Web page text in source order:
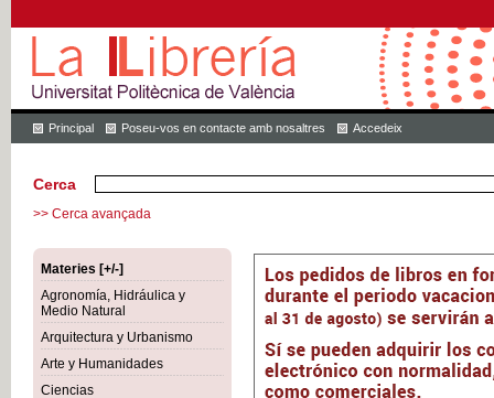
Principal Poseu-vos en contacte amb nosaltres Accedeix
Cerca
>> Cerca avançada
Materies [+/-]
Agronomía, Hidráulica y
Medio Natural
Arquitectura y Urbanismo
Arte y Humanidades
Ciencias